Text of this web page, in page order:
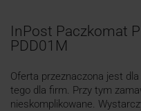
InPost Paczkomat
PDD01M
Oferta przeznaczona jest
tego dla firm. Przy tym
nieskomplikowane.